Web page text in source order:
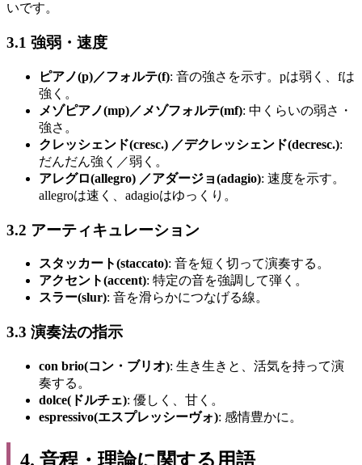
いです。
3.1 強弱・速度
ピアノ(p)／フォルテ(f): 音の強さを示す。pは弱く、fは
強く。
メゾピアノ(mp)／メゾフォルテ(mf): 中くらいの弱さ・
強さ。
クレッシェンド(cresc.) ／デクレッシェンド(decresc.):
だんだん強く／弱く。
アレグロ(allegro) ／アダージョ(adagio): 速度を示す。
allegroは速く、adagioはゆっくり。
3.2 アーティキュレーション
スタッカート(staccato): 音を短く切って演奏する。
アクセント(accent): 特定の音を強調して弾く。
スラー(slur): 音を滑らかにつなげる線。
3.3 演奏法の指示
con brio(コン・ブリオ): 生き生きと、活気を持って演
奏する。
dolce(ドルチェ): 優しく、甘く。
espressivo(エスプレッシーヴォ): 感情豊かに。
4. 音程・理論に関する用語